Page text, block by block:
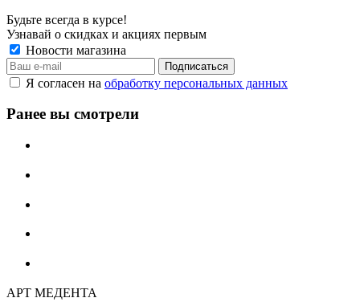
Будьте всегда в курсе!
Узнавай о скидках и акциях первым
Новости магазина
Я согласен на обработку персональных данных
Ранее вы смотрели
АРТ МЕДЕНТА